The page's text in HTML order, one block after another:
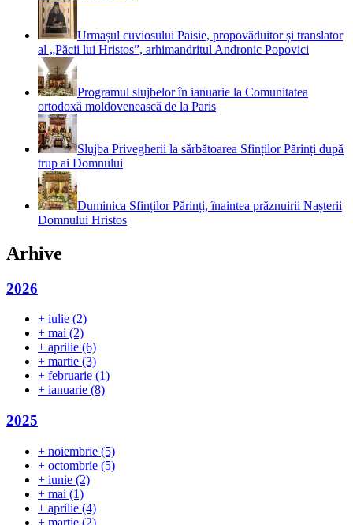
Urmașul cuviosului Paisie, propovăduitor și translator
al „Păcii lui Hristos”, arhimandritul Andronic Popovici
Programul slujbelor în ianuarie la Comunitatea
ortodoxă moldovenească de la Paris
Slujba Privegherii la sărbătoarea Sfinților Părinți după
trup ai Domnului
Duminica Sfinților Părinți, înaintea prăznuirii Nașterii
Domnului Hristos
Arhive
2026
+ iulie (2)
+ mai (2)
+ aprilie (6)
+ martie (3)
+ februarie (1)
+ ianuarie (8)
2025
+ noiembrie (5)
+ octombrie (5)
+ iunie (2)
+ mai (1)
+ aprilie (4)
+ martie (2)